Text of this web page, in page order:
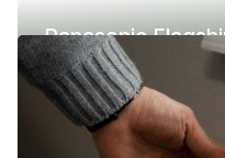
Panasonic
(-42 °C)